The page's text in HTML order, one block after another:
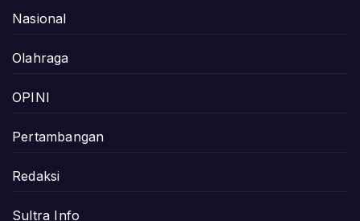
Nasional
Olahraga
OPINI
Pertambangan
Redaksi
Sultra Info